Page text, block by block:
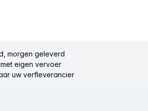
morgen geleverd
eigen vervoer
uw verfleverancier